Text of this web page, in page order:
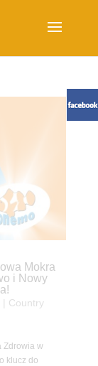
Mokra
i Nowy
Country
Zdrowia w
klucz do